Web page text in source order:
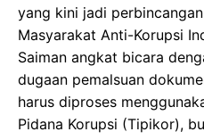
yang kini jadi
Masyarakat Anti-Korupsi
Saiman angkat bicara
dugaan pemalsuan
harus diproses
Pidana Korupsi (Tipikor),